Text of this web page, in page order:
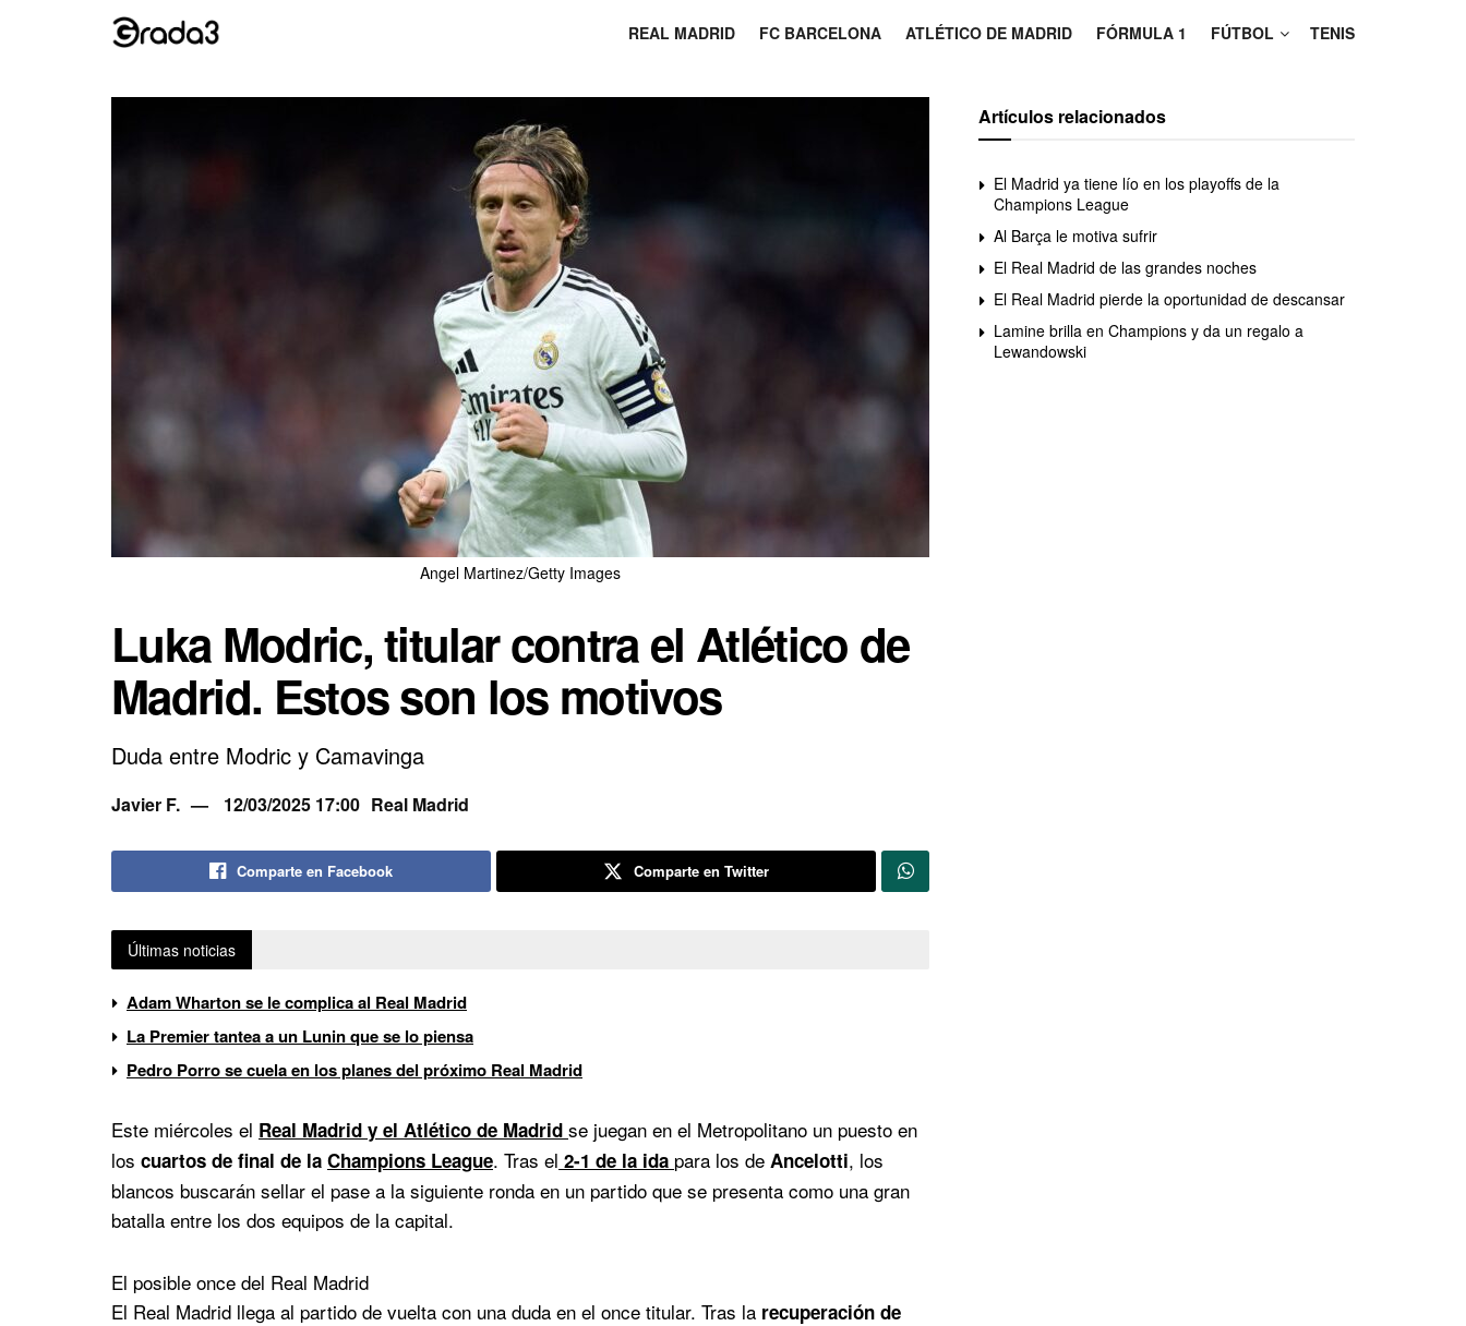
REAL MADRID FC BARCELONA ATLÉTICO DE MADRID FÓRMULA 1 FÚTBOL TENIS
Angel Martinez/Getty Images
Luka Modric, titular contra el Atlético de
Madrid. Estos son los motivos
Duda entre Modric y Camavinga
Javier F. 12/03/2025 17:00 Real Madrid
Comparte en Facebook Comparte en Twitter
Últimas noticias
Adam Wharton se le complica al Real Madrid
La Premier tantea a un Lunin que se lo piensa
Pedro Porro se cuela en los planes del próximo Real Madrid
Este miércoles el Real Madrid y el Atlético de Madrid se juegan en el Metropolitano un puesto en
los cuartos de final de la Champions League. Tras el 2-1 de la ida para los de Ancelotti, los
blancos buscarán sellar el pase a la siguiente ronda en un partido que se presenta como una gran
batalla entre los dos equipos de la capital.
El posible once del Real Madrid
El Real Madrid llega al partido de vuelta con una duda en el once titular. Tras la recuperación de
Artículos relacionados
El Madrid ya tiene lío en los playoffs de la
Champions League
Al Barça le motiva sufrir
El Real Madrid de las grandes noches
El Real Madrid pierde la oportunidad de descansar
Lamine brilla en Champions y da un regalo a
Lewandowski